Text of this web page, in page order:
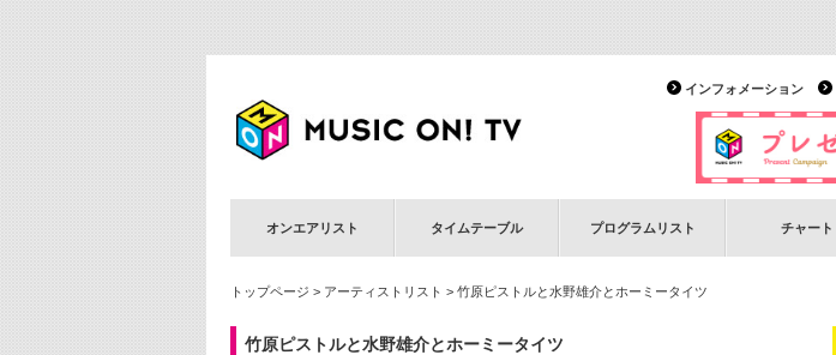
インフォメーション
オンエアリスト タイムテーブル プログラムリスト チャート
トップページ > アーティストリスト > 竹原ピストルと水野雄介とホーミータイツ
竹原ピストルと水野雄介とホーミータイツ